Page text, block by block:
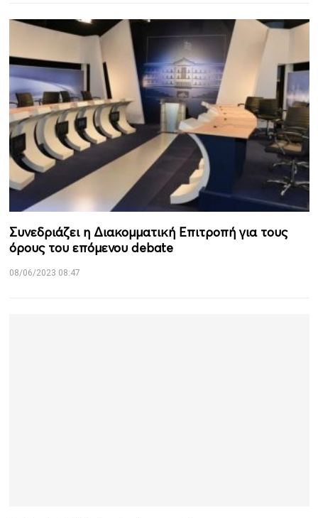
Συνεδριάζει η Διακομματική Επιτροπή για τους
όρους του επόμενου debate
08/06/2023 08:47